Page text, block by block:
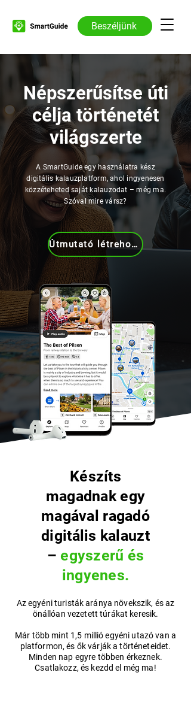
Beszéljünk
Népszerűsítse úti
célja történetét
világszerte
A SmartGuide egy használatra kész
digitális kalauzplatform, ahol ingyenesen
közzéteheted saját kalauzodat – még ma.
Szóval mire vársz?
Útmutató létrehozása
Készíts
magadnak egy
magával ragadó
digitális kalauzt
– egyszerű és
ingyenes.
Az egyéni turisták aránya növekszik, és az
önállóan vezetett túrákat keresik.
Már több mint 1,5 millió egyéni utazó van a
platformon, és ők várják a történeteidet.
Minden nap egyre többen érkeznek.
Csatlakozz, és kezdd el még ma!